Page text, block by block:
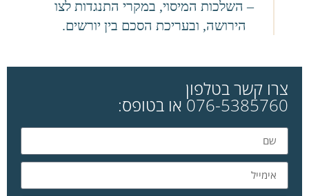
– השלכות המיסוי, במקרי התנגדות לצו
הירושה, ובעריכת הסכם בין יורשים.
צרו קשר בטלפון
076-5385760 או בטופס: